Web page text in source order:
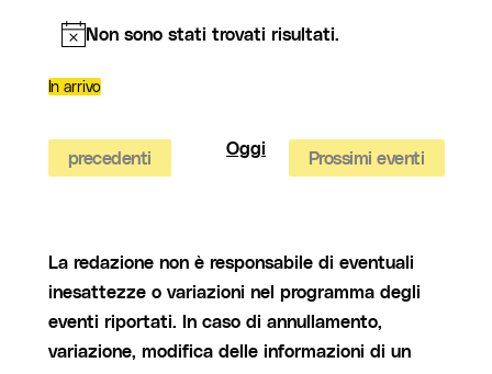
Notice
Non sono stati trovati risultati.
In arrivo
data.Eventi
precedenti Oggi Prossimi eventi
La redazione non è responsabile di eventuali
inesattezze o variazioni nel programma degli
eventi riportati. In caso di annullamento,
variazione, modifica delle informazioni di un